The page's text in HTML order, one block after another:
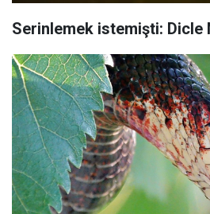
Serinlemek istemişti: Dicle